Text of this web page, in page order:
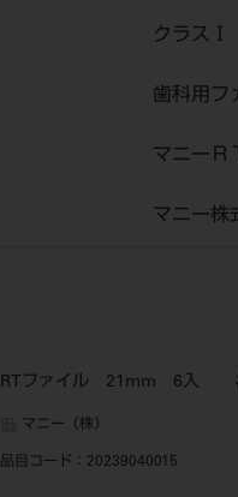
クラスⅠ
歯科用フ
マニーＲ
マニー株
RTファイル 21mm 6入
マニー（株）
品目コード ：20239040015